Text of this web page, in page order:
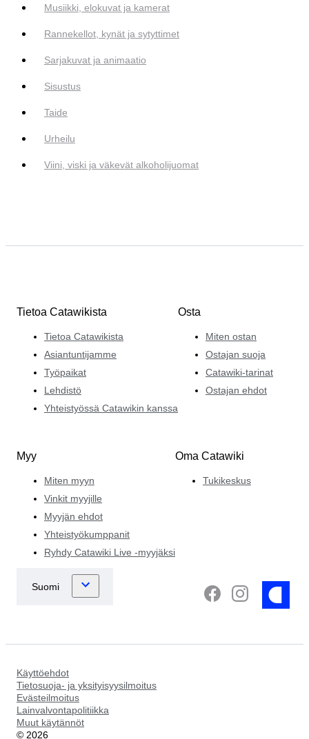
Musiikki, elokuvat ja kamerat
Rannekellot, kynät ja sytyttimet
Sarjakuvat ja animaatio
Sisustus
Taide
Urheilu
Viini, viski ja väkevät alkoholijuomat
Tietoa Catawikista
Tietoa Catawikista
Asiantuntijamme
Työpaikat
Lehdistö
Yhteistyössä Catawikin kanssa
Osta
Miten ostan
Ostajan suoja
Catawiki-tarinat
Ostajan ehdot
Myy
Miten myyn
Vinkit myyjille
Myyjän ehdot
Yhteistyökumppanit
Ryhdy Catawiki Live -myyjäksi
Oma Catawiki
Tukikeskus
Käyttöehdot
Tietosuoja- ja yksityisyysilmoitus
Evästeilmoitus
Lainvalvontapolitiikka
Muut käytännöt
© 2026